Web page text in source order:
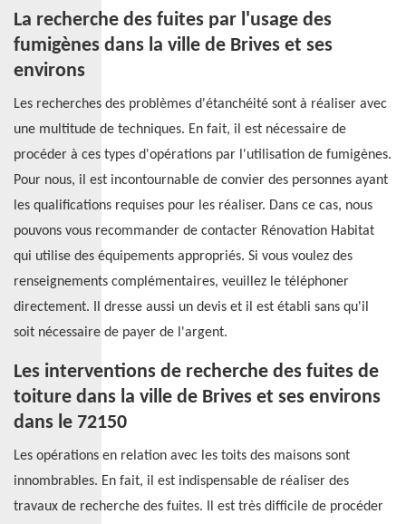
La recherche des fuites par l'usage des
fumigènes dans la ville de Brives et ses
environs
Les recherches des problèmes d'étanchéité sont à réaliser avec
une multitude de techniques. En fait, il est nécessaire de
procéder à ces types d'opérations par l'utilisation de fumigènes.
Pour nous, il est incontournable de convier des personnes ayant
les qualifications requises pour les réaliser. Dans ce cas, nous
pouvons vous recommander de contacter Rénovation Habitat
qui utilise des équipements appropriés. Si vous voulez des
renseignements complémentaires, veuillez le téléphoner
directement. Il dresse aussi un devis et il est établi sans qu'il
soit nécessaire de payer de l'argent.
Les interventions de recherche des fuites de
toiture dans la ville de Brives et ses environs
dans le 72150
Les opérations en relation avec les toits des maisons sont
innombrables. En fait, il est indispensable de réaliser des
travaux de recherche des fuites. Il est très difficile de procéder